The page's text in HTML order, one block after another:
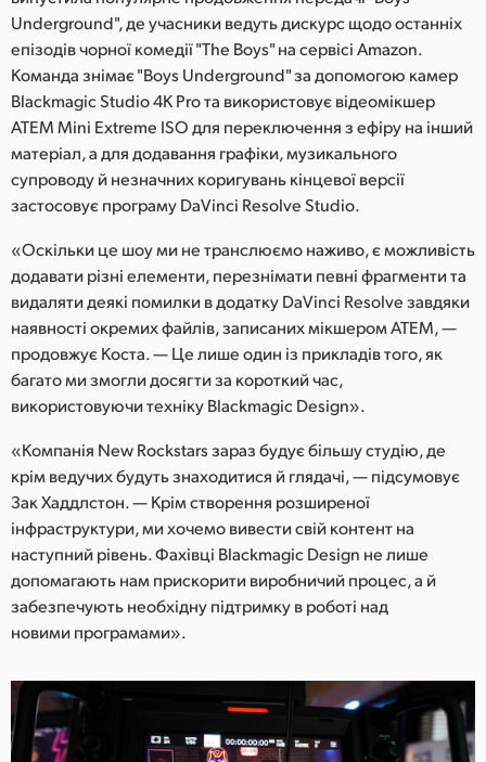
Underground", де учасники ведуть дискурс щодо останніх
епізодів чорної комедії "The Boys" на сервісі Amazon.
Команда знімає "Boys Underground" за допомогою камер
Blackmagic Studio 4K Pro та використовує відеомікшер
ATEM Mini Extreme ISO для переключення з ефіру на інший
матеріал, а для додавання графіки, музикального
супроводу й незначних коригувань кінцевої версії
застосовує програму DaVinci Resolve Studio.
«Оскільки це шоу ми не транслюємо наживо, є можливість
додавати різні елементи, перезнімати певні фрагменти та
видаляти деякі помилки в додатку DaVinci Resolve завдяки
наявності окремих файлів, записаних мікшером ATEM, —
продовжує Коста. — Це лише один із прикладів того, як
багато ми змогли досягти за короткий час,
використовуючи техніку Blackmagic Design».
«Компанія New Rockstars зараз будує більшу студію, де
крім ведучих будуть знаходитися й глядачі, — підсумовує
Зак Хаддлстон. — Крім створення розширеної
інфраструктури, ми хочемо вивести свій контент на
наступний рівень. Фахівці Blackmagic Design не лише
допомагають нам прискорити виробничий процес, а й
забезпечують необхідну підтримку в роботі над
новими програмами».